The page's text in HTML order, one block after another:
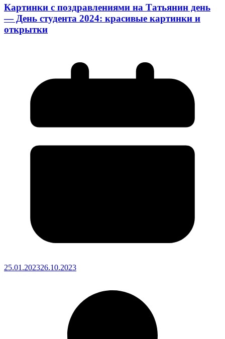
Картинки с поздравлениями на Татьянин день
— День студента 2024: красивые картинки и
открытки
25.01.202326.10.2023